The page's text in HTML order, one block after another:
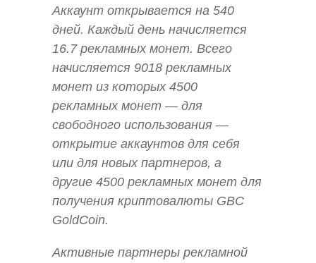
Аккаунт открывается на 540
дней. Каждый день начисляется
16.7 рекламных монет. Всего
начисляется 9018 рекламных
монет из которых 4500
рекламных монет — для
свободного использования —
открытие аккаунтов для себя
или для новых партнеров, а
другие 4500 рекламных монет для
получения криптовалюты GBC
GoldCoin.
Активные партнеры рекламной